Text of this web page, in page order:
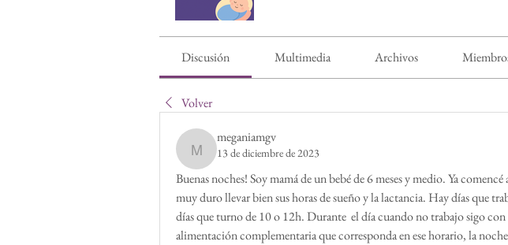
Discusión Multimedia Archivos
Volver
meganiamgv
meganiamgv
13 de diciembre de 2023
Buenas noches! Soy mamá de un bebé de 6 meses y medio. Ya
muy duro llevar bien sus horas de sueño y la lactancia. Hay días que
días que turno de 10 o 12h. Durante  el día cuando no trabajo sigo con
alimentación complementaria que corresponda en ese horario, la